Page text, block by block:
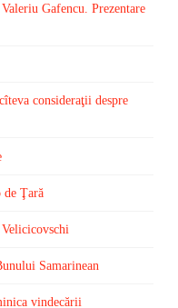
Gafencu. Prezentare
consideraţii despre
de Ţară
Samarinean
vindecării